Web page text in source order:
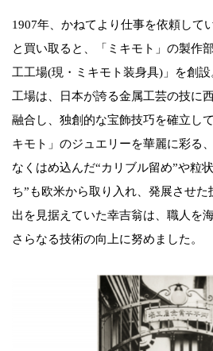
1907年、かねてより仕事を依頼して
と買い取ると、「ミキモト」の製作
工工場(現・ミキモト装身具)」を創
工場は、日本が誇る金属工芸の技に
融合し、独創的な宝飾技巧を確立し
キモト」のジュエリーを華麗に彩る
なくはめ込んだ“カリブル留め”や粒
ち”も欧米から取り入れ、発展させ
出を見据えていた幸吉翁は、職人を
さらなる技術の向上に努めました。